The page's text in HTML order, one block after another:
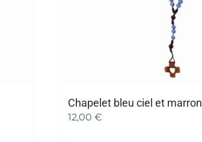
Chapelet bleu ciel et marron
12,00€